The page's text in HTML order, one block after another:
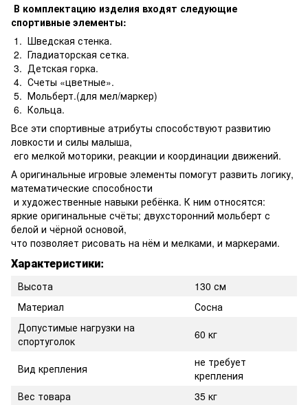
В комплектацию изделия входят следующие
спортивные элементы:
1. Шведская стенка.
2. Гладиаторская сетка.
3. Детская горка.
4. Счеты «цветные».
5. Мольберт.(для мел/маркер)
6. Кольца.
Все эти спортивные атрибуты способствуют развитию
ловкости и силы малыша,
его мелкой моторики, реакции и координации движений.
А оригинальные игровые элементы помогут развить логику,
математические способности
и художественные навыки ребёнка. К ним относятся:
яркие оригинальные счёты; двухсторонний мольберт с
белой и чёрной основой,
что позволяет рисовать на нём и мелками, и маркерами.
Характеристики:
Высота
130 см
Материал
Сосна
Допустимые нагрузки на
спортуголок
60 кг
Вид крепления
не требует
крепления
Вес товара
35 кг